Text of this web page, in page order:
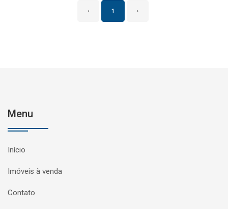
‹ 1 ›
Menu
Início
Imóveis à venda
Contato